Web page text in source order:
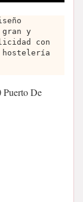
y
con
hostelería
Puerto De